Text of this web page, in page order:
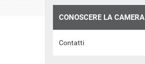
CONOSCERE LA CAMERA
Contatti